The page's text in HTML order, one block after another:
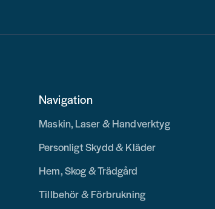
Navigation
Maskin, Laser & Handverktyg
Personligt Skydd & Kläder
Hem, Skog & Trädgård
Tillbehör & Förbrukning